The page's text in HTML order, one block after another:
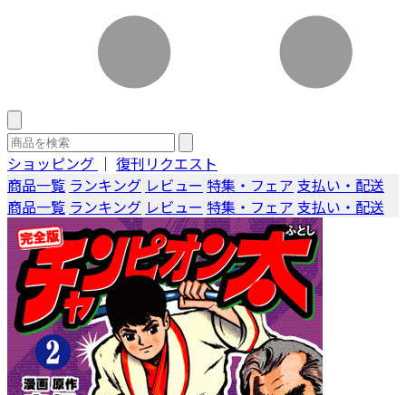
ショッピング ｜ 復刊リクエスト
商品一覧 ランキング レビュー 特集・フェア 支払い・配送
商品一覧 ランキング レビュー 特集・フェア 支払い・配送